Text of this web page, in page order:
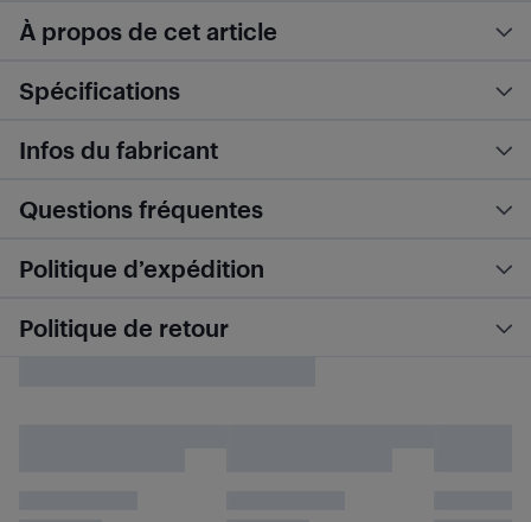
À propos de cet article
Spécifications
Infos du fabricant
Questions fréquentes
Politique d’expédition
Politique de retour